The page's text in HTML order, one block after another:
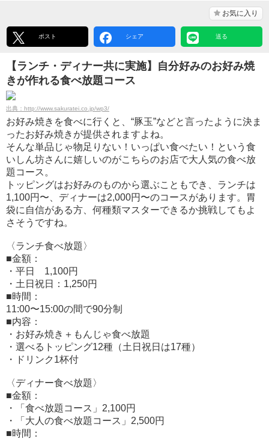
お気に入り
ポスト シェア 送る
【ランチ・ディナー共に実施】自分好みのお好み焼
きが作れる食べ放題コース
出典：http://www.sakuratei.co.jp/wp3/
お好み焼きを食べに行くと、“豚玉”などと言ったように決ま
ったお好み焼きが提供されますよね。
そんな単品じゃ物足りない！いっぱい食べたい！という食
いしん坊さんに嬉しいのがこちらのお店で大人気の食べ放
題コース。
トッピングはお好みのものから選ぶこともでき、ランチは
1,100円〜、ディナーは2,000円〜のコースがあります。胃
袋に自信がある方、何種類マスターできるか挑戦してもよ
さそうですね。
〈ランチ食べ放題〉
■金額：
・平日 1,100円
・土日祝日：1,250円
■時間：
11:00〜15:00の間で90分制
■内容：
・お好み焼き＋もんじゃ食べ放題
・選べるトッピング12種（土日祝日は17種）
・ドリンク1杯付
〈ディナー食べ放題〉
■金額：
・「食べ放題コース」2,100円
・「大人の食べ放題コース」2,500円
■時間：